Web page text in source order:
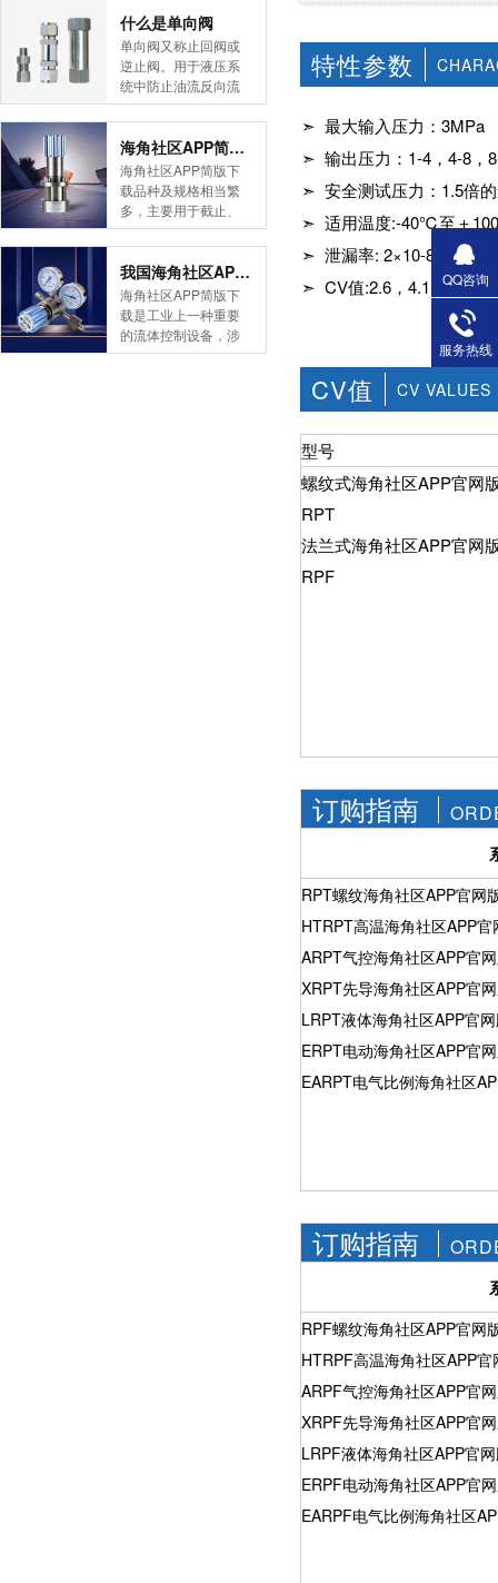
特性参数
➣ 最大输入压力：3MPa
➣ 输出压力：1-4，4-8，
➣ 安全测试压力：1.5倍
➣ 适用温度:-40℃至＋
➣ 泄漏率: 2×10-8 atm cc/
➣ CV值:2.6，4.1，6.6，
CV值 CV VALUES
型号
螺纹式海角社区APP官网
RPT
法兰式海角社区APP官网
RPF
订购指南
RPT螺纹海角社区APP官网
HTRPT高温海角社区APP官
ARPT气控海角社区APP官
XRPT先导海角社区APP官
LRPT液体海角社区APP官
ERPT电动海角社区APP官
EARPT电气比例海角社区
订购指南
RPF螺纹海角社区APP官网
HTRPF高温海角社区APP官
ARPF气控海角社区APP官
XRPF先导海角社区APP官
LRPF液体海角社区APP官
ERPF电动海角社区APP官
EARPF电气比例海角社区
简版下载告诉您！先
导式海角社区APP官
网版是采用控制阀体
内的启闭件的开度来
调节介质的流量，将
介质的压力降低，同
时借助阀后压力的作
用调节启闭件的开
度，使阀后压力保持
在一定范围内，在进
口压力不断变化的情
在设定的范围内，保
护其后的生活生产器
具。本类海角社区
APP简版下载在管......
什么是单向阀
单向阀又称止回阀或
逆止阀。用于液压系
统中防止油流反向流
动,或者用于气动系统
中防止压缩空气逆向
流动。今天HJBA8海
角论坛海角社区APP
简版下载为您介绍一
下什么是单向阀。
一、简介单向阀有直
通式和直角式两种。
直通式单向阀用螺纹
连接安装在管路上。
直角式单向阀有螺纹
连接、板式连接和法
兰连接三种形式。液
海角社区APP简版下载的维护保养方式有哪些
海角社区APP简版下
载品种及规格相当繁
多，主要用于截止、
导流、稳压、分流
等，用途广泛。正确
和有序有效的维护保
养会保护海角社区
APP简版下载，使海
角社区APP简版下载
正常发挥功能并且延
我国海角社区APP简版下载市场的现状及前景如何
海角社区APP简版下
载是工业上一种重要
的流体控制设备，涉
及到国民经济诸多部
QQ咨询
服务热线